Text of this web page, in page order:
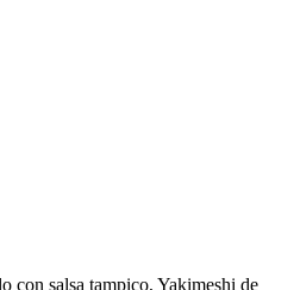
con salsa tampico, Yakimeshi de